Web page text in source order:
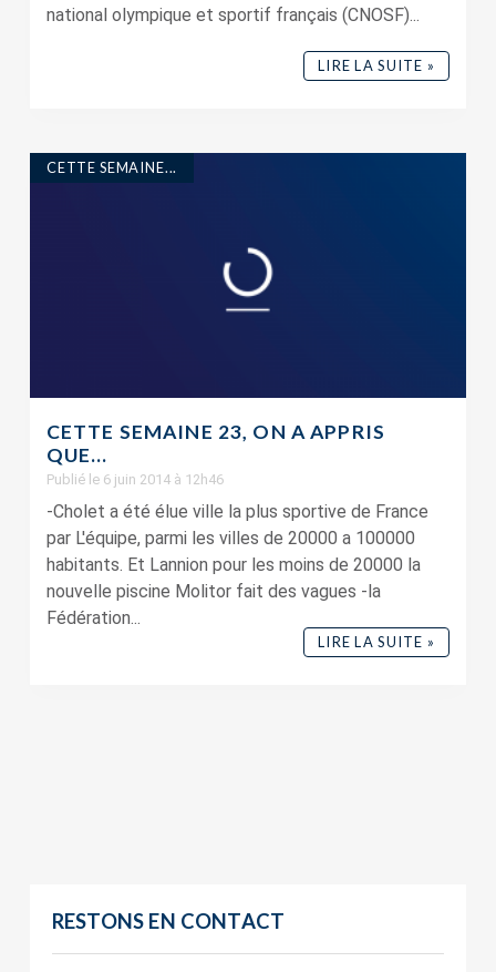
national olympique et sportif français (CNOSF)...
LIRE LA SUITE »
CETTE SEMAINE...
CETTE SEMAINE 23, ON A APPRIS
QUE…
Publié le 6 juin 2014 à 12h46
-Cholet a été élue ville la plus sportive de France
par L'équipe, parmi les villes de 20000 a 100000
habitants. Et Lannion pour les moins de 20000 la
nouvelle piscine Molitor fait des vagues -la
Fédération...
LIRE LA SUITE »
RESTONS EN CONTACT